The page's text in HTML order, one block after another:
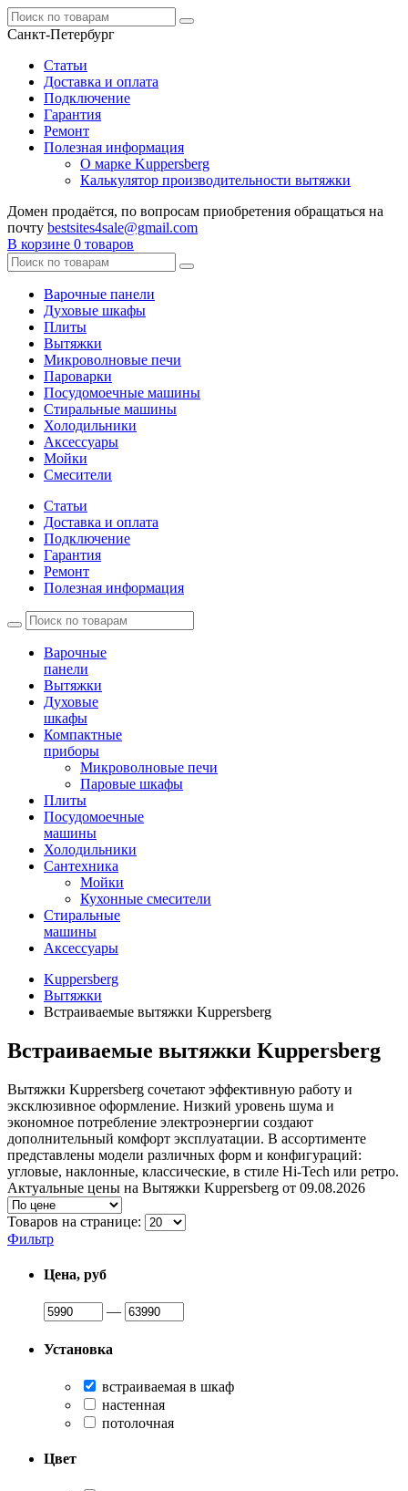
Санкт-Петербург
Статьи
Доставка и оплата
Подключение
Гарантия
Ремонт
Полезная информация
О марке Kuppersberg
Калькулятор производительности вытяжки
Домен продаётся, по вопросам приобретения обращаться на
почту bestsites4sale@gmail.com
В корзине 0 товаров
Варочные панели
Духовые шкафы
Плиты
Вытяжки
Микроволновые печи
Пароварки
Посудомоечные машины
Стиральные машины
Холодильники
Аксессуары
Мойки
Cмесители
Статьи
Доставка и оплата
Подключение
Гарантия
Ремонт
Полезная информация
Варочные
панели
Вытяжки
Духовые
шкафы
Компактные
приборы
Микроволновые печи
Паровые шкафы
Плиты
Посудомоечные
машины
Холодильники
Сантехника
Мойки
Кухонные смесители
Стиральные
машины
Аксессуары
Kuppersberg
Вытяжки
Встраиваемые вытяжки Kuppersberg
Встраиваемые вытяжки Kuppersberg
Вытяжки Kuppersberg сочетают эффективную работу и
эксклюзивное оформление. Низкий уровень шума и
экономное потребление электроэнергии создают
дополнительный комфорт эксплуатации. В ассортименте
представлены модели различных форм и конфигураций:
угловые, наклонные, классические, в стиле Hi-Tech или ретро.
Актуальные цены на Вытяжки Kuppersberg от 09.08.2026
Товаров на странице:
Фильтр
Цена, руб
—
Установка
встраиваемая в шкаф
настенная
потолочная
Цвет